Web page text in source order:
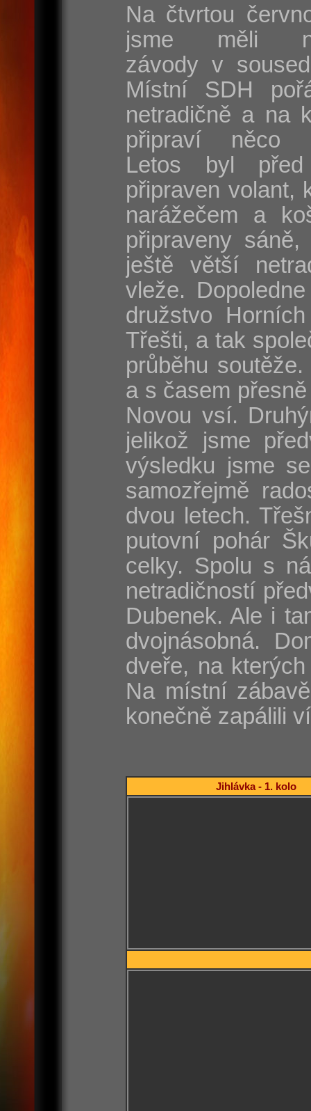
Na čtvrtou
jsme měli
závody v
Místní SDH
netradičně a na
připraví něco
Letos byl před
připraven volant,
narážečem a
připraveny
ještě větší
vleže.
družstvo
Třešti, a tak
průběhu
a s časem
Novou vsí.
jelikož jsme
výsledku jsme
samozřejmě
dvou letech.
putovní pohár
celky. Spolu s
netradičností
Dubenek. Ale i
dvojnásobná.
dveře, na
Na místní
konečně zapálili
Jihlávka - 1. kolo